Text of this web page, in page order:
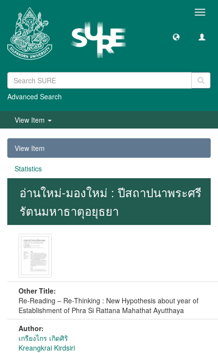
Advanced Search
View Item
View Item
Statistics
อ่านใหม่-มองใหม่ : ปีสถาปนาพระศรี
รัตนมหาธาตุอยุธยา
Other Title:
Re-Reading – Re-Thinking : New Hypothesis about year of
Establishment of Phra Si Rattana Mahathat Ayutthaya
Author:
เกรียงไกร เกิดศิริ
Kreangkrai Kirdsiri